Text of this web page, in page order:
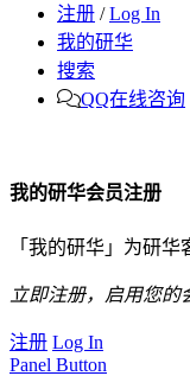
注册 / Log In
我的研华
搜索
QQ在线咨询
我的研华会员注册
「我的研华」为研
立即注册，启用您的
注册 Log In
Panel Button